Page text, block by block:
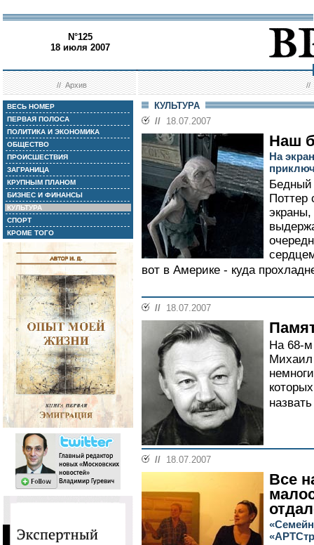
N°125
18 июля 2007
//Архив //
ВЕСЬ НОМЕР
ПЕРВАЯ ПОЛОСА
ПОЛИТИКА И ЭКОНОМИКА
ОБЩЕСТВО
ПРОИСШЕСТВИЯ
ЗАГРАНИЦА
КРУПНЫМ ПЛАНОМ
БИЗНЕС И ФИНАНСЫ
КУЛЬТУРА
СПОРТ
КРОМЕ ТОГО
КУЛЬТУРА
// 18.07.2007
Наш
На
Бедный
Поттер
вот в Америке - куда
// 18.07.2007
На 68-м
Михаил
// 18.07.2007
Все